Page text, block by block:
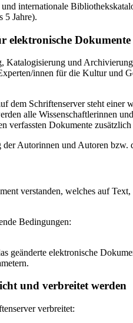
internationale
5 Jahre).
elektronische Dokumente
und
innen für die Kultur und
Schriftenserver steht
alle Wissenschaftlerinnen
verfassten Dokumente
Autorinnen und Autoren bzw.
verstanden, welches auf
Bedingungen:
geänderte elektronische
und verbreitet werden
verbreitet: